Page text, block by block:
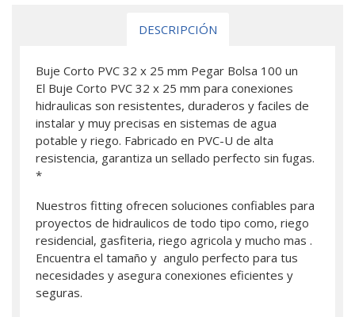
DESCRIPCIÓN
Buje Corto PVC 32 x 25 mm Pegar Bolsa 100 un
El Buje Corto PVC 32 x 25 mm para conexiones
hidraulicas son resistentes, duraderos y faciles de
instalar y muy precisas en sistemas de agua
potable y riego. Fabricado en PVC-U de alta
resistencia, garantiza un sellado perfecto sin fugas.
*
Nuestros fitting ofrecen soluciones confiables para
proyectos de hidraulicos de todo tipo como, riego
residencial, gasfiteria, riego agricola y mucho mas .
Encuentra el tamaño y angulo perfecto para tus
necesidades y asegura conexiones eficientes y
seguras.